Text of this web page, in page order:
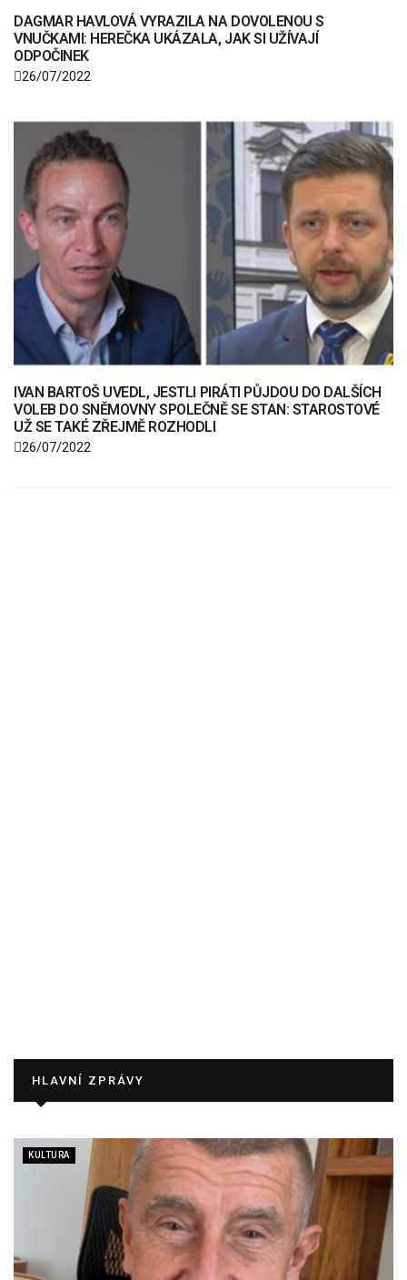
DAGMAR HAVLOVÁ VYRAZILA NA DOVOLENOU S
VNUČKAMI: HEREČKA UKÁZALA, JAK SI UŽÍVAJÍ
ODPOČINEK
26/07/2022
IVAN BARTOŠ UVEDL, JESTLI PIRÁTI PŮJDOU DO DALŠÍCH
VOLEB DO SNĚMOVNY SPOLEČNĚ SE STAN: STAROSTOVÉ
UŽ SE TAKÉ ZŘEJMĚ ROZHODLI
26/07/2022
HLAVNÍ ZPRÁVY
KULTURA